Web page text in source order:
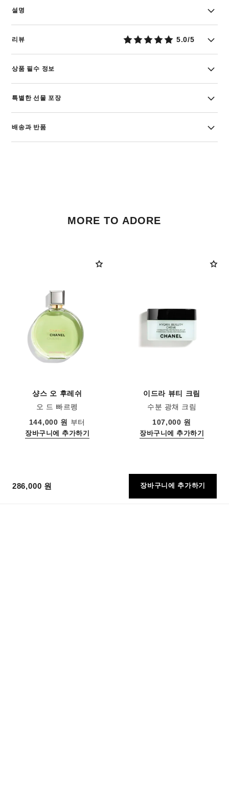
설명
리뷰 5.0/5
상품 필수 정보
특별한 선물 포장
배송과 반품
MORE TO ADORE
샹스 오 후레쉬
오 드 빠르펭
레퍼런스 136150
144,000 원 부터
장바구니에 추가하기
이드라 뷰티 크림
수분 광채 크림
107,000 원
장바구니에 추가하기
286,000 원 장바구니에 추가하기